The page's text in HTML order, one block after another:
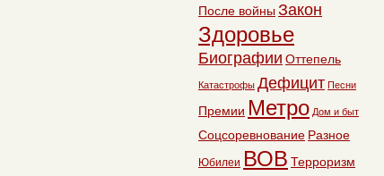
После войны Закон
Здоровье
Биографии Оттепель
Катастрофы Дефицит Песни
Премии Метро Дом и быт
Соцсоревнование Разное
Юбилеи ВОВ Терроризм